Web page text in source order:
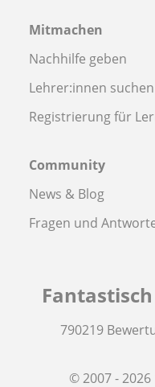
Mitmachen
Nachhilfe geben
Lehrer:innen suchen
Registrierung für
Community
News & Blog
Fragen und
Fantastisch
790219
© 2007 -